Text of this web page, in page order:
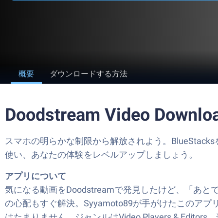
概要 ダウンロードする方法
Doodstream Video
スマホの明らかな制限から解放されよう。
使い、あなたの体験をレベルアップしましょう。
アプリについて
気になる動画をDoodstreamで発見したけど、「あと
の心配もすぐ解決。Syyamoto89が手がけたこのアプ